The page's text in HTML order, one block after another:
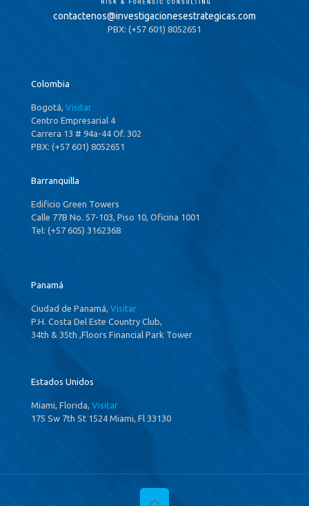
contactenos@investigacionesestrategicas.com
PBX: (+57 601) 8052651
Colombia
Bogotá, Visitar
Centro Empresarial 4
Carrera 13 # 94a-44 Of. 302
PBX: (+57 601) 8052651
Barranquilla
Edificio Green Towers
Calle 77B No. 57-103, Piso 10, Oficina 1001
Tel: (+57 605) 3162368
Panamá
Ciudad de Panamá, Visitar
P.H. Costa Del Este Country Club,
34th & 35th ,Floors Financial Park Tower
Estados Unidos
Miami, Florida, Visitar
175 Sw 7th St 1524 Miami, Fl 33130